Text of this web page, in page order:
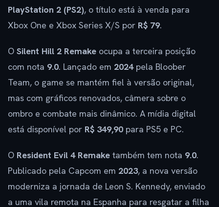
PlayStation 2 (PS2), o título está à venda para
Xbox One e Xbox Series X/S por R$ 79.
O Silent Hill 2 Remake ocupa a terceira posição
com nota 9.0. Lançado em 2024pela Bloober
Team, o game se mantém fiel à versão original,
mas com gráficos renovados, câmera sobre o
ombro e combate mais dinâmico. A mídia digital
está disponível por R$ 349,90 para PS5 e PC.
O Resident Evil 4 Remake também tem nota 9.0.
Publicado pela Capcom em 2023, a nova versão
moderniza a jornada de Leon S. Kennedy, enviado
a uma vila remota na Espanha para resgatar a filha